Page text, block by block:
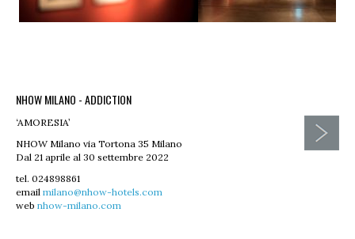
NHOW MILANO - ADDICTION
‘AMORESIA’
NHOW Milano via Tortona 35 Milano
Dal 21 aprile al 30 settembre 2022
tel. 024898861
email milano@nhow-hotels.com
web nhow-milano.com